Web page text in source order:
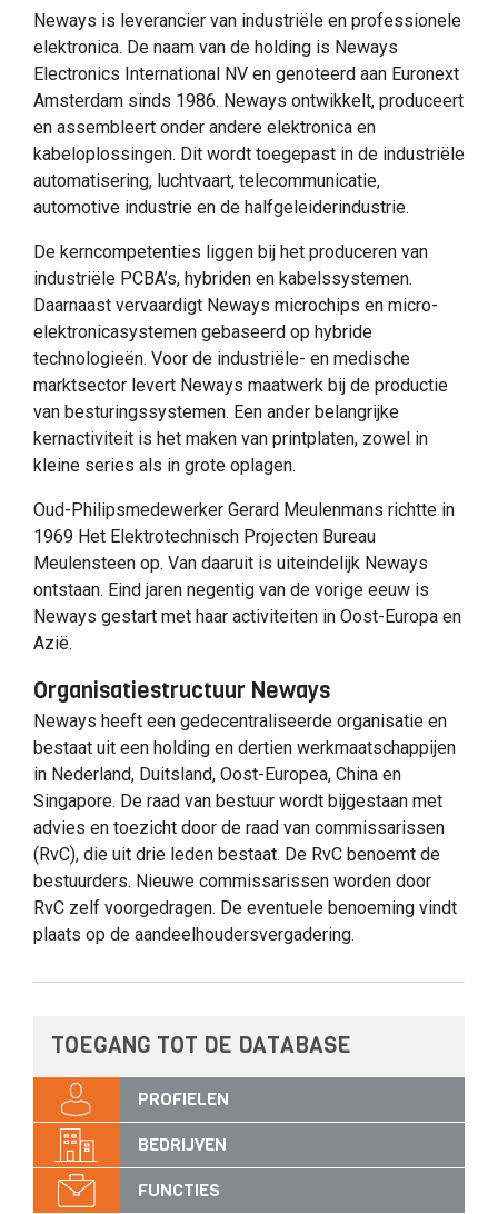
Neways is leverancier van industriële en professionele
elektronica. De naam van de holding is Neways
Electronics International NV en genoteerd aan Euronext
Amsterdam sinds 1986. Neways ontwikkelt, produceert
en assembleert onder andere elektronica en
kabeloplossingen. Dit wordt toegepast in de industriële
automatisering, luchtvaart, telecommunicatie,
automotive industrie en de halfgeleiderindustrie.
De kerncompetenties liggen bij het produceren van
industriële PCBA’s, hybriden en kabelssystemen.
Daarnaast vervaardigt Neways microchips en micro-
elektronicasystemen gebaseerd op hybride
technologieën. Voor de industriële- en medische
marktsector levert Neways maatwerk bij de productie
van besturingssystemen. Een ander belangrijke
kernactiviteit is het maken van printplaten, zowel in
kleine series als in grote oplagen.
Oud-Philipsmedewerker Gerard Meulenmans richtte in
1969 Het Elektrotechnisch Projecten Bureau
Meulensteen op. Van daaruit is uiteindelijk Neways
ontstaan. Eind jaren negentig van de vorige eeuw is
Neways gestart met haar activiteiten in Oost-Europa en
Azië.
Organisatiestructuur Neways
Neways heeft een gedecentraliseerde organisatie en
bestaat uit een holding en dertien werkmaatschappijen
in Nederland, Duitsland, Oost-Europea, China en
Singapore. De raad van bestuur wordt bijgestaan met
advies en toezicht door de raad van commissarissen
(RvC), die uit drie leden bestaat. De RvC benoemt de
bestuurders. Nieuwe commissarissen worden door
RvC zelf voorgedragen. De eventuele benoeming vindt
plaats op de aandeelhoudersvergadering.
TOEGANG TOT DE DATABASE
PROFIELEN
BEDRIJVEN
FUNCTIES